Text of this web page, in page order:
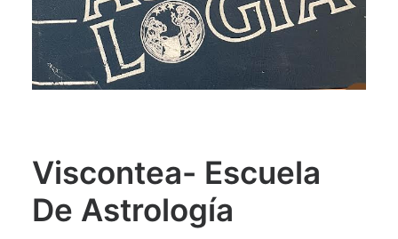
LOGIN / REGISTER
Viscontea- Escuela
De Astrología